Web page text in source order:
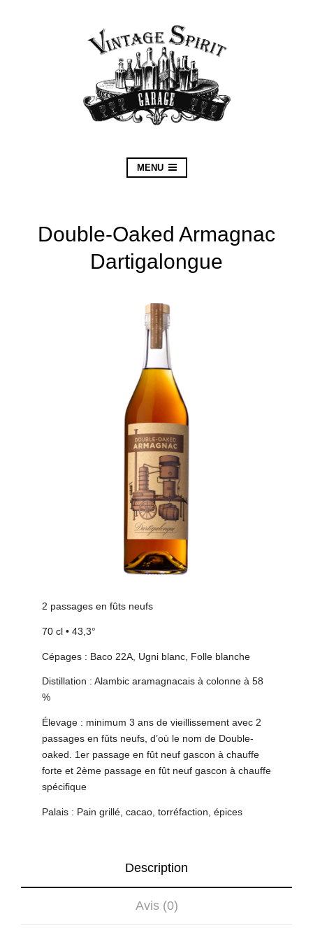
MENU
Double-Oaked Armagnac
Dartigalongue
2 passages en fûts neufs
70 cl • 43,3°
Cépages : Baco 22A, Ugni blanc, Folle blanche
Distillation : Alambic aramagnacais à colonne à 58
%
Élevage : minimum 3 ans de vieillissement avec 2
passages en fûts neufs, d’où le nom de Double-
oaked. 1er passage en fût neuf gascon à chauffe
forte et 2ème passage en fût neuf gascon à chauffe
spécifique
Palais : Pain grillé, cacao, torréfaction, épices
Description
Avis (0)